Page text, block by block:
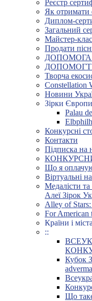
Реєстр
Як отримати
Диплом-
Загальний
Майстер-
Продати
ДОПОМОГА
Творча
Constellation
Новини
Зірки
Palau
Конкурсні
Контакти
Підписка на
Що я
Віртуальні
Медалісти та
Алеї Зірок
Alley of
For American
Країни і міста
::
Кубок
Що